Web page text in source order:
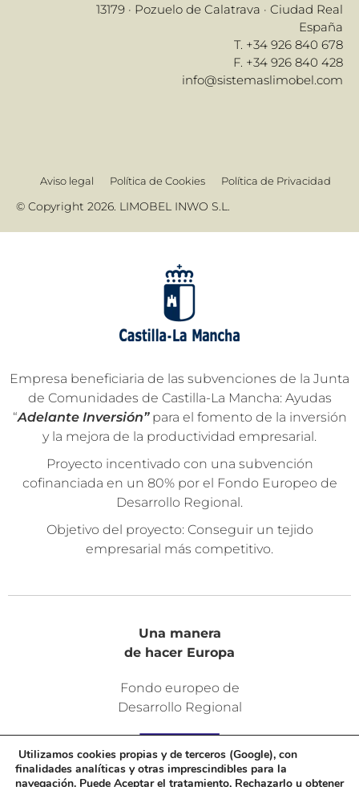
13179 · Pozuelo de Calatrava · Ciudad Real
España
T. +34 926 840 678
F. +34 926 840 428
info@sistemaslimobel.com
Aviso legal Política de Cookies Política de Privacidad
© Copyright 2026. LIMOBEL INWO S.L.
Empresa beneficiaria de las subvenciones de la Junta
de Comunidades de Castilla-La Mancha: Ayudas
“Adelante Inversión”para el fomento de la inversión
y la mejora de la productividad empresarial.
Proyecto incentivado con una subvención
cofinanciada en un 80% por el Fondo Europeo de
Desarrollo Regional.
Objetivo del proyecto: Conseguir un tejido
empresarial más competitivo.
Una manera
de hacer Europa
Fondo europeo de
Desarrollo Regional
Utilizamos cookies propias y de terceros (Google), con
finalidades analíticas y otras imprescindibles para la
navegación. Puede Aceptar el tratamiento, Rechazarlo u obtener